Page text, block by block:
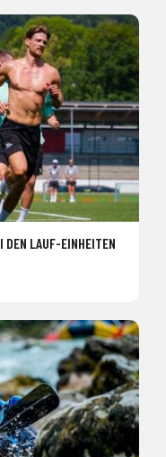
DEN LAUF-EINHEITEN